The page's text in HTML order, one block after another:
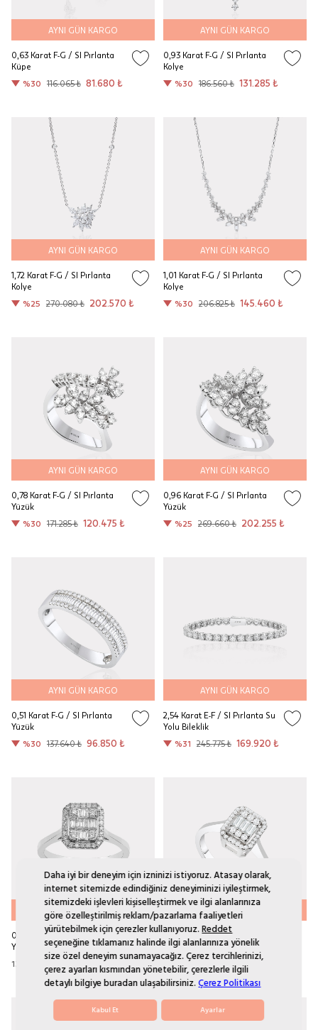
Daha iyi bir deneyim için izninizi istiyoruz. Atasay olarak,
internet sitemizde edindiğiniz deneyiminizi iyileştirmek,
sitemizdeki işlevleri kişiselleştirmek ve ilgi alanlarınıza
göre özelleştirilmiş reklam/pazarlama faaliyetleri
yürütebilmek için çerezler kullanıyoruz.Reddet
seçeneğine tıklamanız halinde ilgi alanlarınıza yönelik
size özel deneyim sunamayacağız. Çerez tercihlerinizi,
çerez ayarları kısmından yönetebilir, çerezlerle ilgili
detaylı bilgiye buradan ulaşabilirsiniz.Çerez Politikası
Kabul Et Ayarlar
AYNI GÜN KARGO
0,63 Karat F-G / SI Pırlanta
Küpe
%30
116.065 ₺ 81.680 ₺
AYNI GÜN KARGO
0,93 Karat F-G / SI Pırlanta
Kolye
%30
186.560 ₺ 131.285 ₺
AYNI GÜN KARGO
1,72 Karat F-G / SI Pırlanta
Kolye
%25
270.080 ₺ 202.570 ₺
AYNI GÜN KARGO
1,01 Karat F-G / SI Pırlanta
Kolye
%30
206.825 ₺ 145.460 ₺
AYNI GÜN KARGO
0,78 Karat F-G / SI Pırlanta
Yüzük
%30
171.285 ₺ 120.475 ₺
AYNI GÜN KARGO
0,96 Karat F-G / SI Pırlanta
Yüzük
%25
269.660 ₺ 202.255 ₺
AYNI GÜN KARGO
0,51 Karat F-G / SI Pırlanta
Yüzük
%30
137.640 ₺ 96.850 ₺
AYNI GÜN KARGO
2,54 Karat E-F / SI Pırlanta Su
Yolu Bileklik
%31
245.775 ₺ 169.920 ₺
AYNI GÜN KARGO
0,38 Karat F-G / SI Pırlanta
Yüzük
139.600 ₺
AYNI GÜN KARGO
0,29 Karat F-G / SI Pırlanta
Yüzük
103.430 ₺